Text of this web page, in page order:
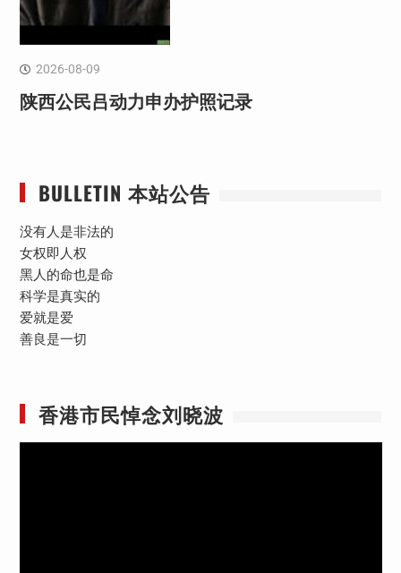
2026-08-09
陕西公民吕动力申办护照记录
BULLETIN 本站公告
没有人是非法的
女权即人权
黑人的命也是命
科学是真实的
爱就是爱
善良是一切
香港市民悼念刘晓波